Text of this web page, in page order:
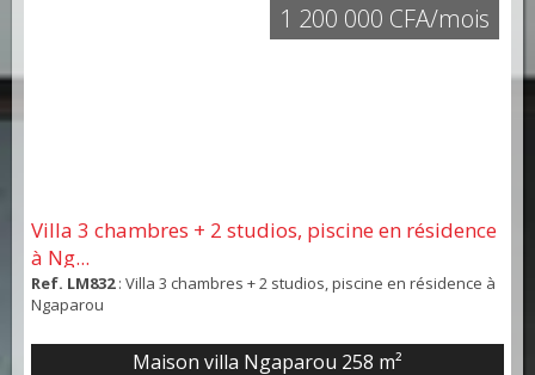
Villa 3 chambres + 2 studios, piscine en résidence
à Ng...
Ref. LM832: Villa 3 chambres + 2 studios, piscine en résidence à
Ngaparou
Maison villa Ngaparou 258 m²
1 200 000 CFA/mois